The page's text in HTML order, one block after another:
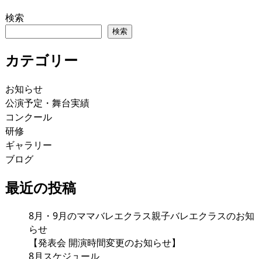
検索
検索
カテゴリー
お知らせ
公演予定・舞台実績
コンクール
研修
ギャラリー
ブログ
最近の投稿
8月・9月のママバレエクラス親子バレエクラスのお知
らせ
【発表会 開演時間変更のお知らせ】
8月スケジュール